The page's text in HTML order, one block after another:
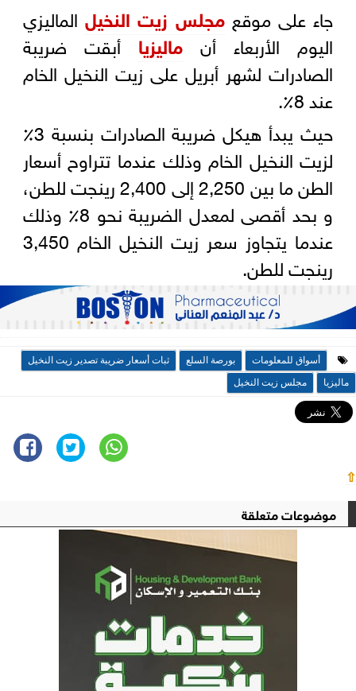
جاء على موقعمجلس زيت النخيل الماليزي
اليوم الأربعاء أنماليزيا أبقت ضريبة
الصادرات لشهر أبريل على زيت النخيل الخام
عند 8٪.
حيث يبدأ هيكل ضريبة الصادرات بنسبة 3٪
لزيت النخيل الخام وذلك عندما تتراوح أسعار
الطن ما بين 2,250 إلى 2,400 رينجت للطن،
و بحد أقصى لمعدل الضريبة نحو 8٪ وذلك
عندما يتجاوز سعر زيت النخيل الخام 3,450
رينجت للطن.
أسواق للمعلومات بورصة السلع
ثبات أسعار ضريبة تصدير زيت النخيل
ماليزيا
مجلس زيت النخيل
⇧
موضوعات متعلقة